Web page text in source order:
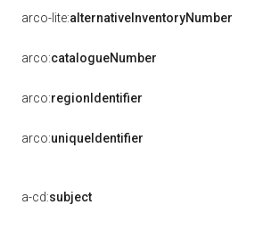
arco-lite:alternativeInventoryNumber
arco:catalogueNumber
arco:regionIdentifier
arco:uniqueIdentifier
a-cd:subject